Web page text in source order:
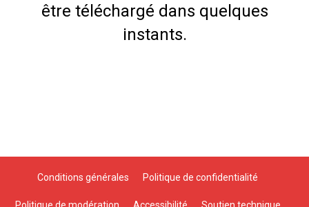
être téléchargé dans quelques
instants.
Conditions générales Politique de confidentialité
Politique de modération Accessibilité Soutien technique